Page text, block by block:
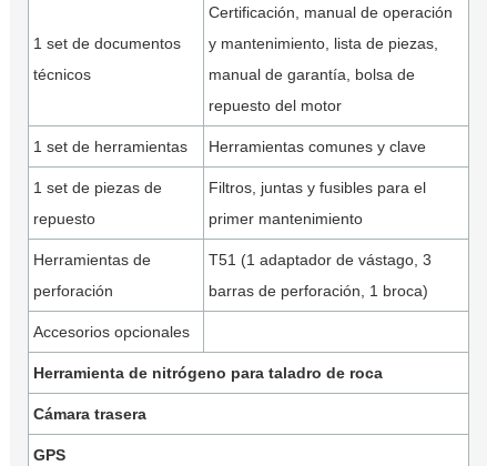
1 set de documentos
técnicos
Certificación, manual de operación
y mantenimiento, lista de piezas,
manual de garantía, bolsa de
repuesto del motor
1 set de herramientas Herramientas comunes y clave
1 set de piezas de
repuesto
Filtros, juntas y fusibles para el
primer mantenimiento
Herramientas de
perforación
T51 (1 adaptador de vástago, 3
barras de perforación, 1 broca)
Accesorios opcionales
Herramienta de nitrógeno para taladro de roca
Cámara trasera
GPS